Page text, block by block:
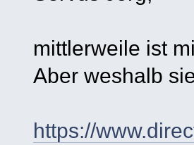
mittlerweile ist
Aber weshalb
https://